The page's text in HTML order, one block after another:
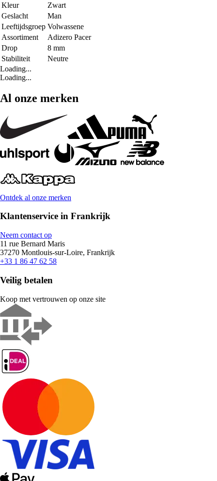
Kleur
Zwart
Geslacht
Man
Leeftijdsgroep Volwassene
Assortiment
Adizero Pacer
Drop
8 mm
Stabiliteit
Neutre
Loading...
Loading...
Al onze merken
Ontdek al onze merken
Klantenservice in Frankrijk
Neem contact op
11 rue Bernard Maris
37270 Montlouis-sur-Loire, Frankrijk
+33 1 86 47 62 58
Veilig betalen
Koop met vertrouwen op onze site